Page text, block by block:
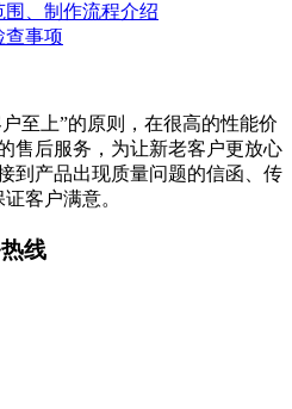
、制作流程介绍
查事项
至上”的原则，在很高的性能价
售后服务，为让新老客户更放心
到产品出现质量问题的信函、传
客户满意。
线